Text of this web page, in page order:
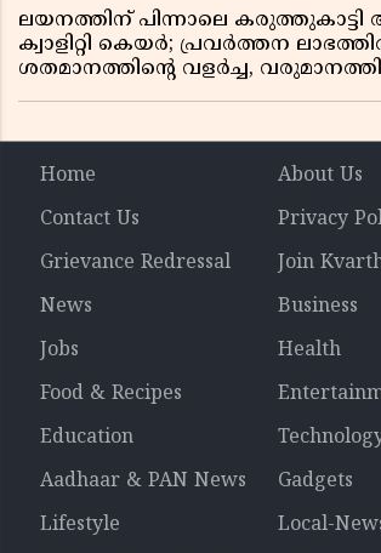
ലയനത്തിന് പിന്നാലെ കരുത്തുകാട്ടി
ക്വാളിറ്റി കെയർ; പ്രവർത്തന
ശതമാനത്തിൻ്റെ വളർച്ച,
Home
About Us
Contact Us
Privacy
Grievance Redressal
Join
News
Business
Jobs
Health
Food & Recipes
Education
Aadhaar & PAN News
Gadgets
Lifestyle
Local-